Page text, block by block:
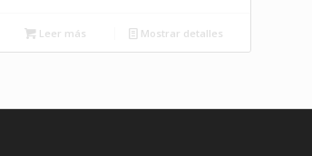
Leer más Mostrar detalles